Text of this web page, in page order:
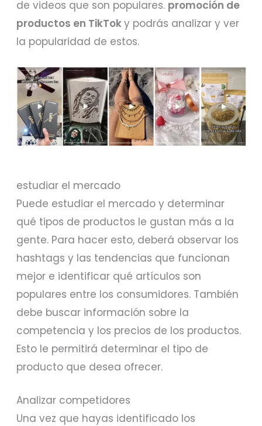
de videos que son populares. promoción de
productos en TikToky podrás analizar y ver
la popularidad de estos.
estudiar el mercado
Puede estudiar el mercado y determinar
qué tipos de productos le gustan más a la
gente. Para hacer esto, deberá observar los
hashtags y las tendencias que funcionan
mejor e identificar qué artículos son
populares entre los consumidores. También
debe buscar información sobre la
competencia y los precios de los productos.
Esto le permitirá determinar el tipo de
producto que desea ofrecer.
Analizar competidores
Una vez que hayas identificado los